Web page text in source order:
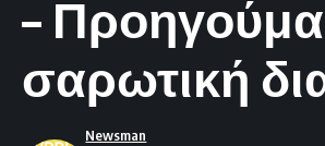
–
σαρωτική
Newsman